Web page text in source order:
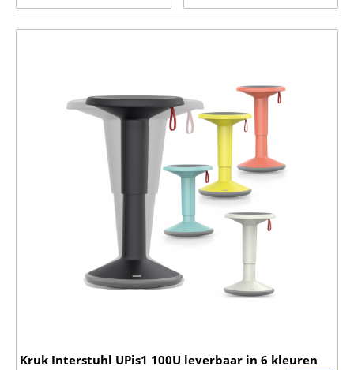
Kruk Interstuhl UPis1 100U leverbaar in 6 kleuren